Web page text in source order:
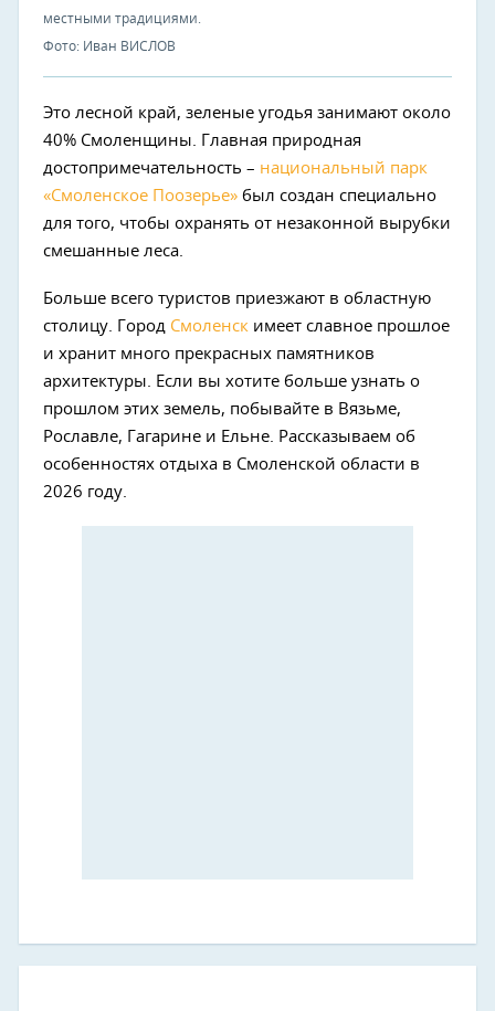
местными традициями.
Фото: Иван ВИСЛОВ
Это лесной край, зеленые угодья занимают около
40% Смоленщины. Главная природная
достопримечательность – национальный парк
«Смоленское Поозерье» был создан специально
для того, чтобы охранять от незаконной вырубки
смешанные леса.
Больше всего туристов приезжают в областную
столицу. Город Смоленск имеет славное прошлое
и хранит много прекрасных памятников
архитектуры. Если вы хотите больше узнать о
прошлом этих земель, побывайте в Вязьме,
Рославле, Гагарине и Ельне. Рассказываем об
особенностях отдыха в Смоленской области в
2026 году.